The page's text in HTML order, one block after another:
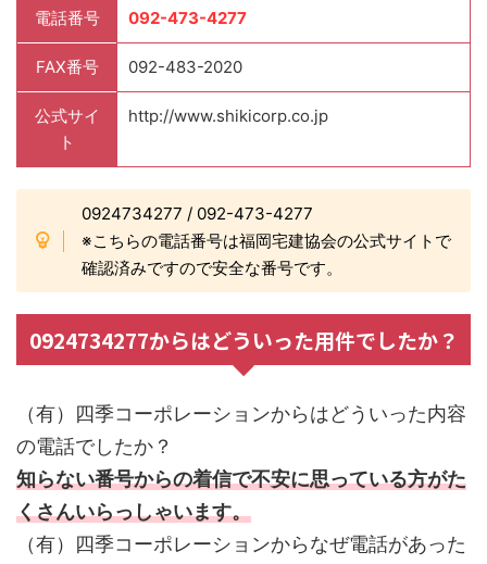
電話番号 092-473-4277
FAX番号 092-483-2020
公式サイ
ト
http://www.shikicorp.co.jp
0924734277 / 092-473-4277
※こちらの電話番号は福岡宅建協会の公式サイトで
確認済みですので安全な番号です。
0924734277からはどういった用件でしたか？
（有）四季コーポレーションからはどういった内容
の電話でしたか？
知らない番号からの着信で不安に思っている方がた
くさんいらっしゃいます。
（有）四季コーポレーションからなぜ電話があった